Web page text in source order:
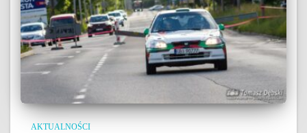
AKTUALNOŚCI